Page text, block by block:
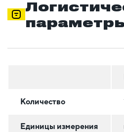
Количество
Единицы измерения